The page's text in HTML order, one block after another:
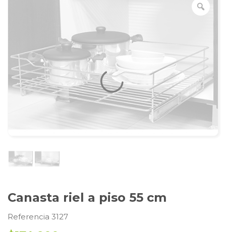
Canasta riel a piso 55 cm
Referencia 3127